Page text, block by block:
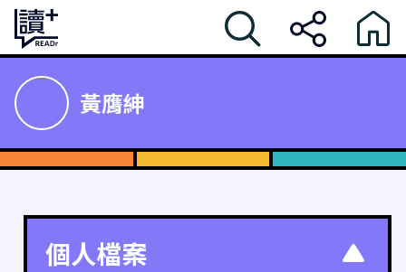
黃膺紳
個人檔案